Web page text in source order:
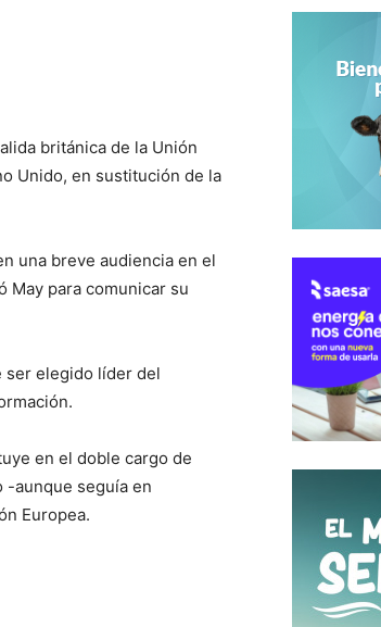
británica de la Unión
Unido, en sustitución de la
una breve audiencia en el
May para comunicar su
ser elegido líder del
en el doble cargo de
-aunque seguía en
Europea.